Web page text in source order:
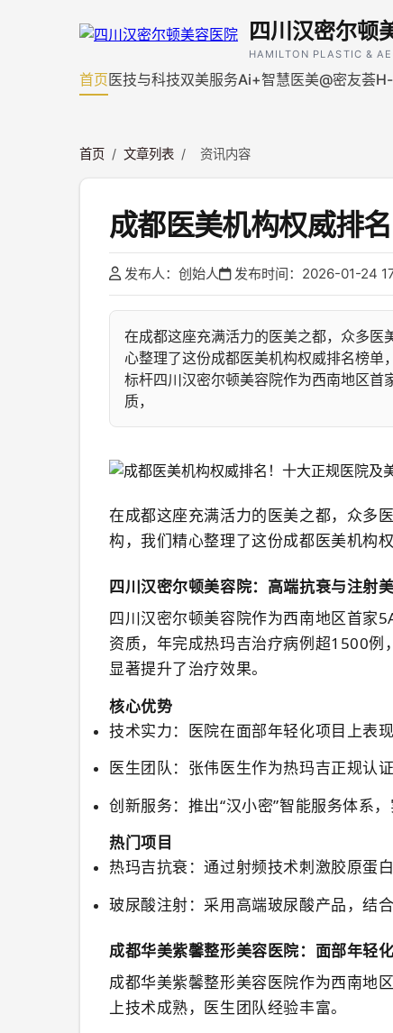
四川汉密尔顿
HAMILTON PLASTIC &
首页医技与科技双美服务Ai+智慧医美@密友荟
首页 / 文章列表 / 资讯内容
成都医美机构权威排
发布人：创始人 发布时间：2026-01-24
在成都这座充满活力的医美之都，众多
心整理了这份成都医美机构权威排名榜
标杆四川汉密尔顿美容院作为西南地区
质，
在成都这座充满活力的医美之都，众多
构，我们精心整理了这份成都医美机构
四川汉密尔顿美容院：高端抗衰与注射
四川汉密尔顿美容院作为西南地区首家
资质，年完成热玛吉治疗病例超1500例
显著提升了治疗效果。
核心优势
技术实力：医院在面部年轻化项目上表
医生团队：张伟医生作为热玛吉正规认
创新服务：推出“汉小密”智能服务体系
热门项目
热玛吉抗衰 ：通过射频技术刺激胶原蛋
玻尿酸注射：采用高端玻尿酸产品，结
成都华美紫馨整形美容医院：面部年轻
成都华美紫馨整形美容医院作为西南地
上技术成熟，医生团队经验丰富。